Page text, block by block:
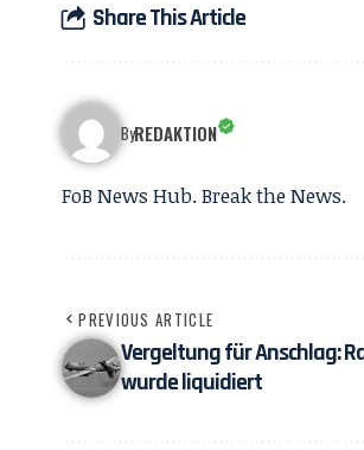
Share This Article
ByREDAKTION
FoB News Hub. Break the News.
PREVIOUS ARTICLE
Vergeltung für Anschlag:
wurde liquidiert